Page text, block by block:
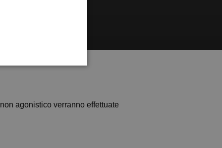
agonistico verranno effettuate